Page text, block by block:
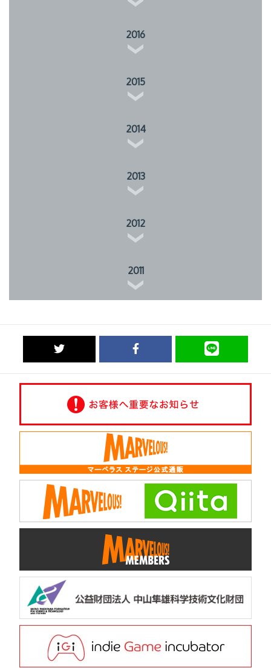
2016
2015
2014
2013
2012
2011